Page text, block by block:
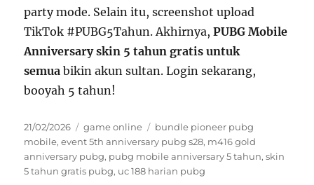
party mode. Selain itu, screenshot upload
TikTok #PUBG5Tahun. Akhirnya,PUBG Mobile
Anniversary skin 5 tahun gratis untuk
semua bikin akun sultan. Login sekarang,
booyah 5 tahun!
Posted
on
21/02/2026 Categories
game online Tags
bundle pioneer pubg
mobile,event 5th anniversary pubg s28, m416 gold
anniversary pubg, pubg mobile anniversary 5 tahun,skin
5 tahun gratis pubg, uc 188 harian pubg